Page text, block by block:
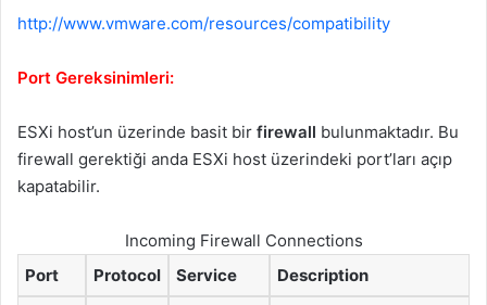
http://www.vmware.com/resources/compatibility
Port Gereksinimleri:
ESXi host’un üzerinde basit bir firewall bulunmaktadır. Bu
firewall gerektiği anda ESXi host üzerindeki port’ları açıp
kapatabilir.
Incoming Firewall Connections
Port
Protocol Service Description